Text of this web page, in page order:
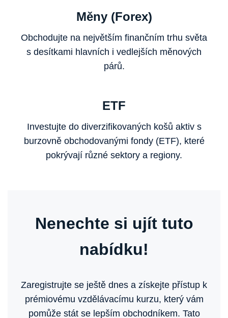
Měny (Forex)
Obchodujte na největším finančním trhu světa
s desítkami hlavních i vedlejších měnových
párů.
ETF
Investujte do diverzifikovaných košů aktiv s
burzovně obchodovanými fondy (ETF), které
pokrývají různé sektory a regiony.
Nenechte si ujít tuto
nabídku!
Zaregistrujte se ještě dnes a získejte přístup k
prémiovému vzdělávacímu kurzu, který vám
pomůže stát se lepším obchodníkem. Tato